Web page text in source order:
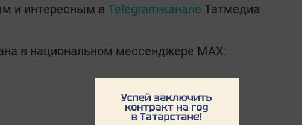
и интересным в Telegram-канале Татмедиа
в национальном мессенджере MАХ: